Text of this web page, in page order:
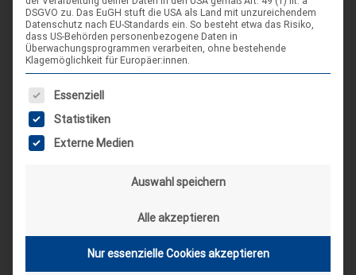
Hameln
04
Spieleseminar - Werde zur Spielfigur“ -
Spiele im XXL-Format
[alle Veranstaltungen]
DSGVO zu. Das EuGH stuft die USA als Land mit unzureichendem
Datenschutz nach EU-Standards ein. So besteht etwa das Risiko,
dass US-Behörden personenbezogene Daten in
Überwachungsprogrammen verarbeiten, ohne bestehende
Klagemöglichkeit für Europäer:innen.
Es folgt eine Liste der Service-Gruppen, für die eine
Essenziell
Statistiken
Externe Medien
Auswahl speichern
Alle akzeptieren
Nur essenzielle Cookies akzeptieren